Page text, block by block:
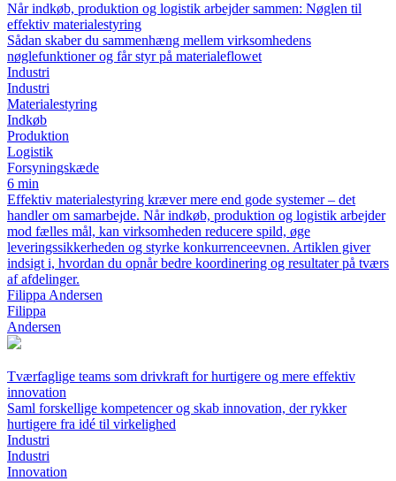
Når indkøb, produktion og logistik arbejder sammen: Nøglen til
effektiv materialestyring
Sådan skaber du sammenhæng mellem virksomhedens
nøglefunktioner og får styr på materialeflowet
Industri
Industri
Materialestyring
Indkøb
Produktion
Logistik
Forsyningskæde
6 min
Effektiv materialestyring kræver mere end gode systemer – det
handler om samarbejde. Når indkøb, produktion og logistik arbejder
mod fælles mål, kan virksomheden reducere spild, øge
leveringssikkerheden og styrke konkurrenceevnen. Artiklen giver
indsigt i, hvordan du opnår bedre koordinering og resultater på tværs
af afdelinger.
Filippa Andersen
Filippa
Andersen
Tværfaglige teams som drivkraft for hurtigere og mere effektiv
innovation
Saml forskellige kompetencer og skab innovation, der rykker
hurtigere fra idé til virkelighed
Industri
Industri
Innovation